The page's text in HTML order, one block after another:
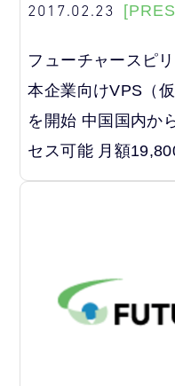
2017.02.23
フューチャースピ
本企業向けVPS（
を開始 中国国内か
セス可能 月額